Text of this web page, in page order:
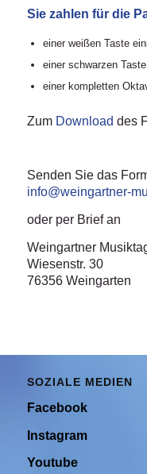
Sie zahlen für die
einer weißen Taste
einer schwarzen
einer kompletten
Zum Download des
Senden Sie das
info@weingartner-
oder per Brief an
Weingartner
Wiesenstr. 30
76356 Weingarten
SOZIALE MEDIEN
Facebook
Instagram
Youtube